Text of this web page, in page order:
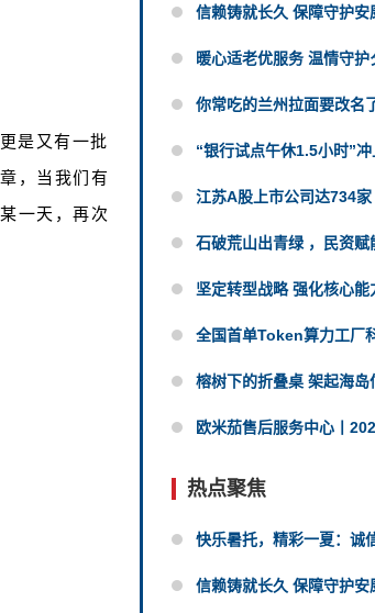
是又有一批
，当我们有
一天，再次
信赖铸就长久 保障守护
暖心适老优服务 温情守
你常吃的兰州拉面要改名
“银行试点午休1.5小时”
江苏A股上市公司达734
石破荒山出青绿 ，民资
坚定转型战略 强化核心
全国首单Token算力工厂
榕树下的折叠桌 架起海
欧米茄售后服务中心丨
热点聚焦
快乐暑托，精彩一夏：诚
信赖铸就长久 保障守护